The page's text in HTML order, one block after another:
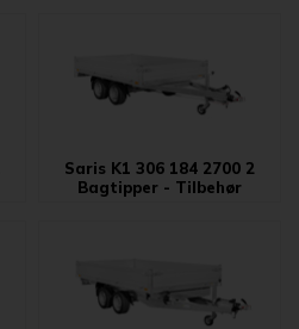
Saris K1 306 184 2700 2
Bagtipper - Tilbehør